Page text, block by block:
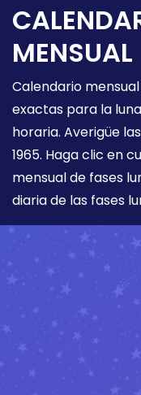
MENSUAL
Calendario
exactas para la
horaria. Averigüe
1965. Haga clic en
mensual de fases
diaria de las fases